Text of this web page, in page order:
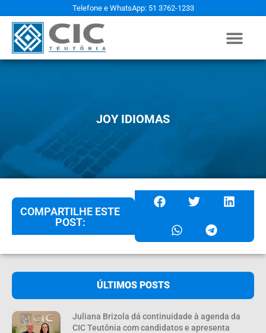
Telefone e WhatsApp: 51 3762-1233
JOY IDIOMAS
COMPARTILHE ESTE
POST:
ÚLTIMOS POSTS
Juliana Brizola dá continuidade à agenda da
CIC Teutônia com candidatos e apresenta